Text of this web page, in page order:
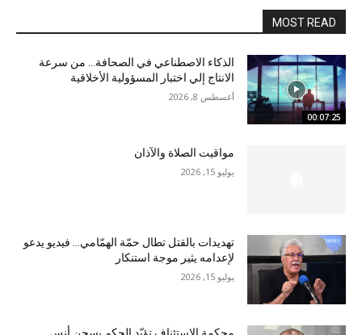
MOST READ
00:07:25
الذكاء الاصطناعي في الصحافة… من سرعة
الانتاج إلي اختبار المسؤولية الأخلاقية
أغسطس 8, 2026
مواقيت الصلاة والآذان
يوليو 15, 2026
تهديدات بالقتل تطال حمّة الهمّامي… فيديو يدعو
لإعدامه يثير موجة استنكار
يوليو 15, 2026